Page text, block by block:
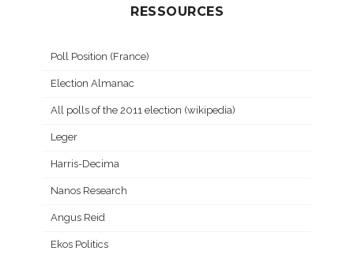
RESSOURCES
Poll Position (France)
Election Almanac
All polls of the 2011 election (wikipedia)
Leger
Harris-Decima
Nanos Research
Angus Reid
Ekos Politics